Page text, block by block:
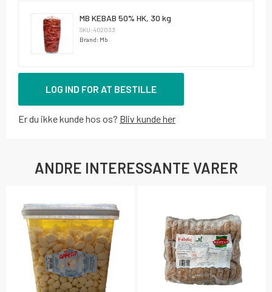
MB KEBAB 50% HK, 30 kg
SKU: 402033
Brand: Mb
LOG IND FOR AT BESTILLE
Er du ikke kunde hos os? Bliv kunde her
ANDRE INTERESSANTE VARER